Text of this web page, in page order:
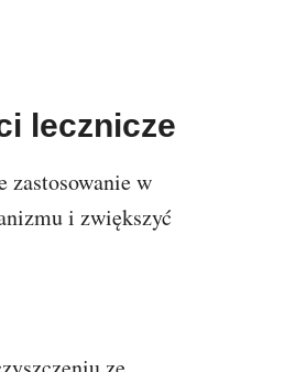
lecznicze
zastosowanie w
i zwiększyć